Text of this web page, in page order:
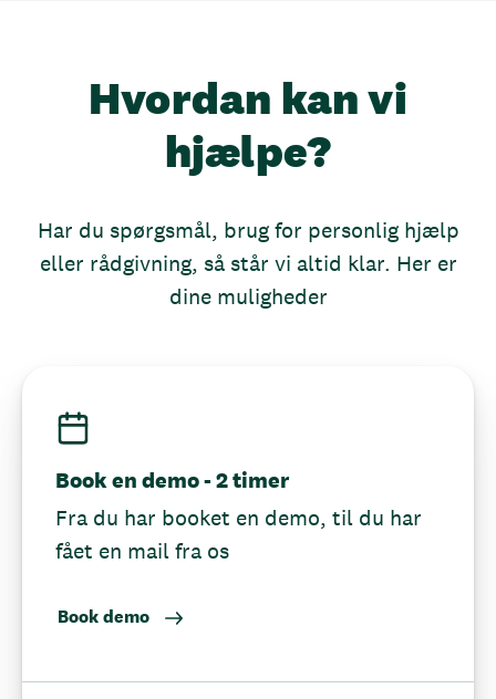
Hvordan kan vi
hjælpe?
Har du spørgsmål, brug for personlig hjælp
eller rådgivning, så står vi altid klar. Her er
dine muligheder
Book en demo - 2 timer
Fra du har booket en demo, til du har
fået en mail fra os
Book demo